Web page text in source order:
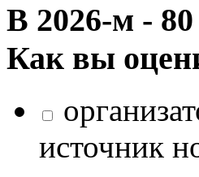
В 2026‑м -
Как вы
источник